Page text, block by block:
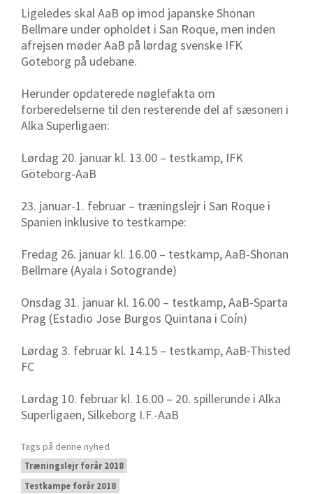
Ligeledes skal AaB op imod japanske Shonan
Bellmare under opholdet i San Roque, men inden
afrejsen møder AaB på lørdag svenske IFK
Göteborg på udebane.
Herunder opdaterede nøglefakta om
forberedelserne til den resterende del af sæsonen i
Alka Superligaen:
Lørdag 20. januar kl. 13.00 – testkamp, IFK
Göteborg-AaB
23. januar-1. februar – træningslejr i San Roque i
Spanien inklusive to testkampe:
Fredag 26. januar kl. 16.00 – testkamp, AaB-Shonan
Bellmare (Ayala i Sotogrande)
Onsdag 31. januar kl. 16.00 – testkamp, AaB-Sparta
Prag (Estadio Jose Burgos Quintana i Coín)
Lørdag 3. februar kl. 14.15 – testkamp, AaB-Thisted
FC
Lørdag 10. februar kl. 16.00 – 20. spillerunde i Alka
Superligaen, Silkeborg I.F.-AaB
Tags på denne nyhed
Træningslejr forår 2018
Testkampe forår 2018